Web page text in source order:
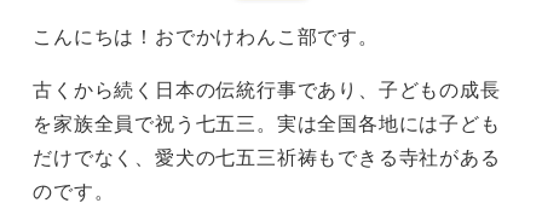
【和歌山】お寺ダイニング観音寺（和歌山市）
まとめ
こんにちは！おでかけわんこ部です。
古くから続く日本の伝統行事であり、子どもの成長
を家族全員で祝う七五三。実は全国各地には子ども
だけでなく、愛犬の七五三祈祷もできる寺社がある
のです。